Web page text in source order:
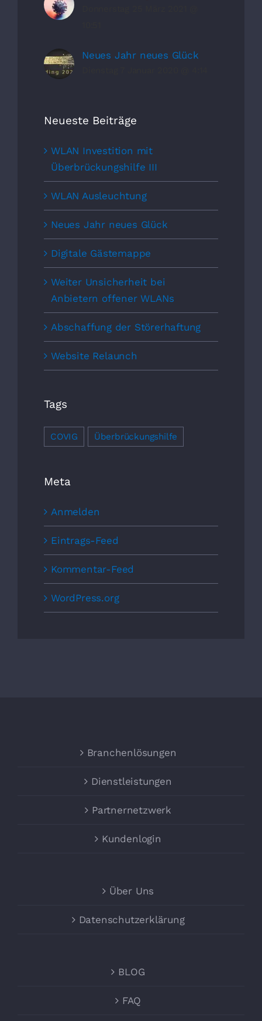
Neues Jahr neues Glück
Neueste Beiträge
WLAN Investition mit
Überbrückungshilfe III
WLAN Ausleuchtung
Neues Jahr neues Glück
Digitale Gästemappe
Weiter Unsicherheit bei
Anbietern offener WLANs
Abschaffung der Störerhaftung
Website Relaunch
Tags
COVIG Überbrückungshilfe
Meta
Anmelden
Eintrags-Feed
Kommentar-Feed
WordPress.org
Branchenlösungen
Dienstleistungen
Partnernetzwerk
Kundenlogin
Über Uns
Datenschutzerklärung
BLOG
FAQ